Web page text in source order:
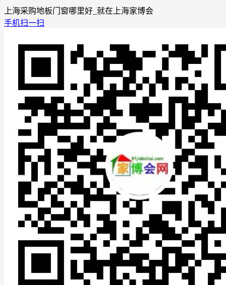
上海采购地板门窗哪里好_就在上海家博会
手机扫一扫